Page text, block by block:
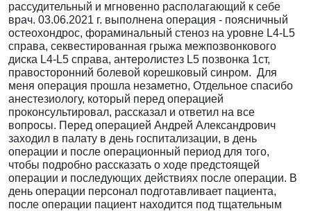
рассудительный и мгновенно располагающий к себе
врач. 03.06.2021 г. выполнена операция - поясничный
остеохондрос, фораминальный стеноз на уровне L4-L5
справа, секвестированная грыжа межпозвонкового
диска L4-L5 справа, антеролистез L5 позвонка 1ст,
правосторонний болевой корешковый синром. Для
меня операция прошла незаметно, Отдельное спасибо
анестезиологу, который перед операцией
проконсультировал, рассказал и ответил на все
вопросы. Перед операцией Андрей Александрович
заходил в палату в день госпитализации, в день
операции и после операционный период для того,
чтобы подробно рассказать о ходе предстоящей
операции и последующих действиях после операции. В
день операции персонал подготавливает пациента,
после операции пациент находится под тщательным